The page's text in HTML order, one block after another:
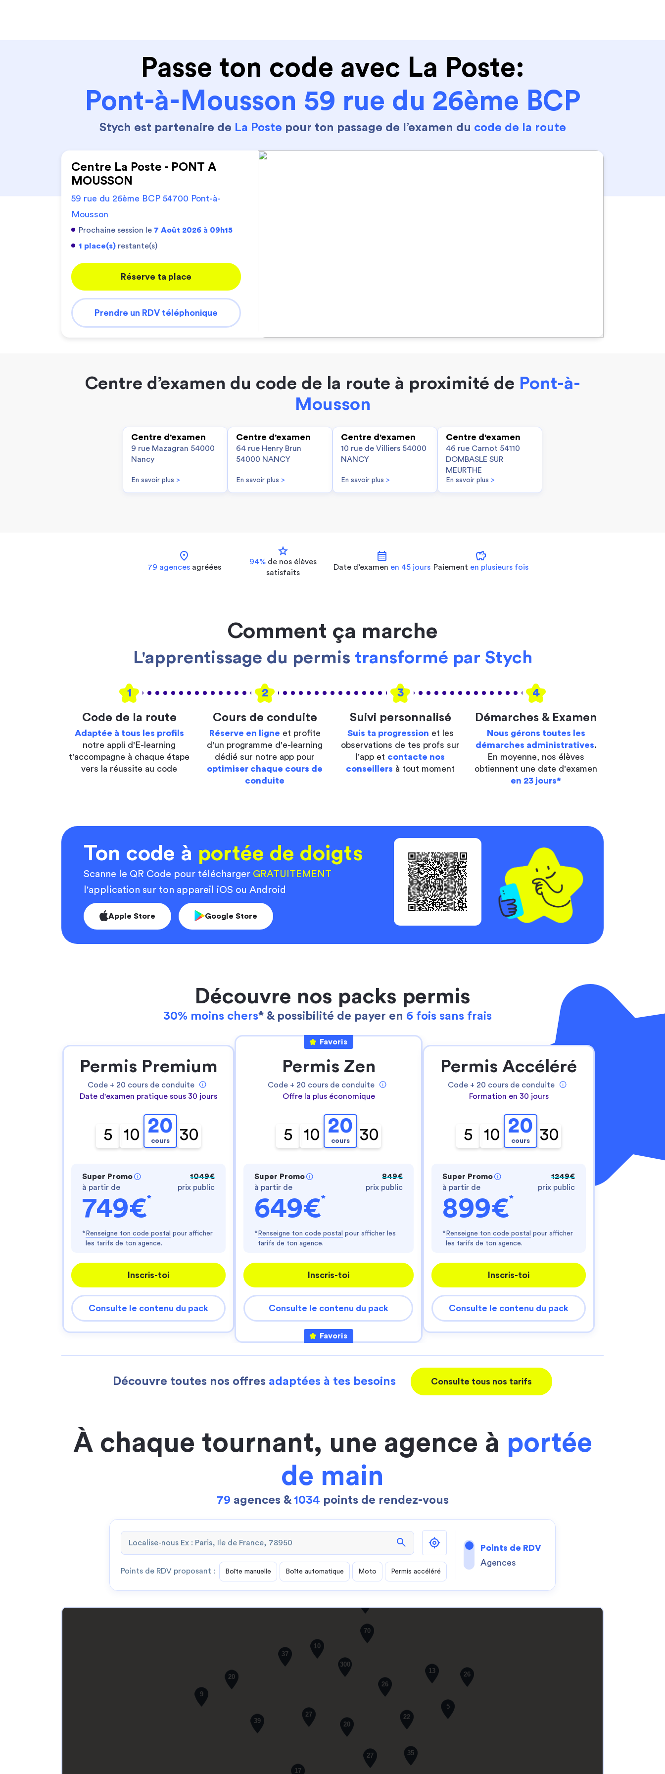
Continuer sans accepter
Ta gestion des cookies
web est une priorité
- réaliser des statistiques anonymes
- améliorer ton expérience d'utilisateur
- personnaliser les annonces
Consentements certifiés par
Je choisis J'accepte
Axeptio consent
Plateforme de Gestion du Consentement : Personnalisez vos Options
Notre plateforme vous permet d'adapter et de gérer vos paramètres de confidentialité, en
Passe ton code avec La Poste:
Pont-à-Mousson 59 rue du 26ème BCP
Stych est partenaire de La Poste pour ton passage de l’examen du code de la route
Centre La Poste - PONT A
MOUSSON
59 rue du 26ème BCP 54700 Pont-à-
Mousson
Prochaine session le 7 Août 2026 à 09h15
1 place(s) restante(s)
Réserve ta place
Prendre un RDV téléphonique
Centre d’examen du code de la route à proximité de Pont-à-
Mousson
Centre d'examen
9 rue Mazagran 54000
Nancy
En savoir plus >
Centre d'examen
64 rue Henry Brun
54000 NANCY
En savoir plus >
Centre d'examen
10 rue de Villiers 54000
NANCY
En savoir plus >
Centre d'examen
46 rue Carnot 54110
DOMBASLE SUR
MEURTHE
En savoir plus >
location_on
79 agences agréées
star
94% de nos élèves
satisfaits
calendar_month
Date d’examen en 45 jours
savings
Paiement en plusieurs fois
Comment ça marche
L'apprentissage du permis transformé par Stych
1 2 3 4
Code de la route
Adaptée à tous les profils
notre appli d'E-learning
t'accompagne à chaque étape
vers la réussite au code
Cours de conduite
Réserve en ligne et profite
d'un programme d'e-learning
dédié sur notre app pour
optimiser chaque cours de
conduite
Suivi personnalisé
Suis ta progression et les
observations de tes profs sur
l'app et contacte nos
conseillers à tout moment
Démarches & Examen
Nous gérons toutes les
démarches administratives.
En moyenne, nos élèves
obtiennent une date d'examen
en 23 jours*
Ton code à portée de doigts
Scanne le QR Code pour télécharger GRATUITEMENT
l'application sur ton appareil iOS ou Android
Apple Store Google Store
Découvre nos packs permis
30% moins chers* & possibilité de payer en 6 fois sans frais
Permis Premium
Code + 20 cours de conduite
Date d'examen pratique sous 30 jours
5 10 20
cours 30
Super Promo
à partir de
749€*
1049€
prix public
* Renseigne ton code postal pour afficher
les tarifs de ton agence.
Inscris-toi
Consulte le contenu du pack
Favoris
Permis Zen
Code + 20 cours de conduite
Offre la plus économique
5 10 20
cours 30
Super Promo
à partir de
649€*
849€
prix public
* Renseigne ton code postal pour afficher les
tarifs de ton agence.
Inscris-toi
Consulte le contenu du pack
Favoris
Permis Accéléré
Code + 20 cours de conduite
Formation en 30 jours
5 10 20
cours 30
Super Promo
à partir de
899€*
1249€
prix public
* Renseigne ton code postal pour afficher
les tarifs de ton agence.
Inscris-toi
Consulte le contenu du pack
Découvre toutes nos offres adaptées à tes besoins Consulte tous nos tarifs
À chaque tournant, une agence à portée
de main
79 agences & 1034 points de rendez-vous
search
Points de RDV proposant : Boîte manuelle Boîte automatique Moto Permis accéléré
Points de RDV
Agences
35
70
27
26
37
17
20
22
300
20
9
27
39
13 26
10
5